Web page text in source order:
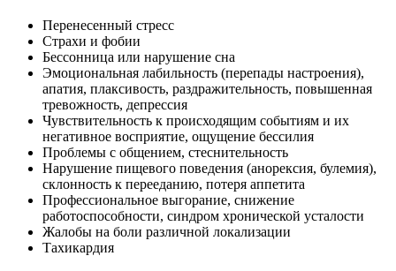
Перенесенный стресс
Страхи и фобии
Бессонница или нарушение сна
Эмоциональная лабильность (перепады настроения),
апатия, плаксивость, раздражительность, повышенная
тревожность, депрессия
Чувствительность к происходящим событиям и их
негативное восприятие, ощущение бессилия
Проблемы с общением, стеснительность
Нарушение пищевого поведения (анорексия, булемия),
склонность к перееданию, потеря аппетита
Профессиональное выгорание, снижение
работоспособности, синдром хронической усталости
Жалобы на боли различной локализации
Тахикардия